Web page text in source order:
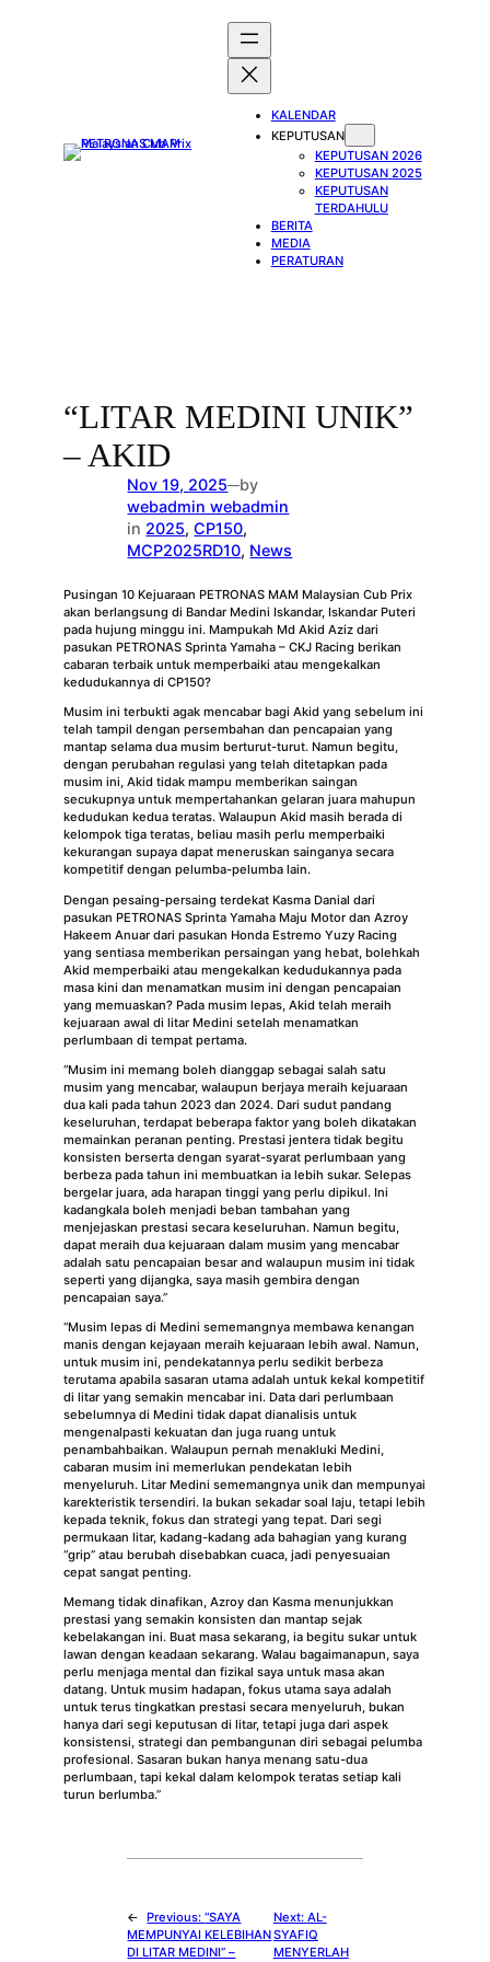
KALENDAR
KEPUTUSAN
KEPUTUSAN 2026
KEPUTUSAN 2025
KEPUTUSAN
TERDAHULU
BERITA
MEDIA
PERATURAN
“LITAR MEDINI UNIK”
– AKID
Nov 19, 2025—by
webadmin webadmin
in 2025, CP150
MCP2025RD10, News
Pusingan 10 Kejuaraan PETRONAS MAM Malaysian Cub Prix
akan berlangsung di Bandar Medini Iskandar, Iskandar Puteri
pada hujung minggu ini. Mampukah Md Akid Aziz dari
pasukan PETRONAS Sprinta Yamaha – CKJ Racing berikan
cabaran terbaik untuk memperbaiki atau mengekalkan
kedudukannya di CP150?
Musim ini terbukti agak mencabar bagi Akid yang sebelum ini
telah tampil dengan persembahan dan pencapaian yang
mantap selama dua musim berturut-turut. Namun begitu,
dengan perubahan regulasi yang telah ditetapkan pada
musim ini, Akid tidak mampu memberikan saingan
secukupnya untuk mempertahankan gelaran juara mahupun
kedudukan kedua teratas. Walaupun Akid masih berada di
kelompok tiga teratas, beliau masih perlu memperbaiki
kekurangan supaya dapat meneruskan sainganya secara
kompetitif dengan pelumba-pelumba lain.
Dengan pesaing-persaing terdekat Kasma Danial dari
pasukan PETRONAS Sprinta Yamaha Maju Motor dan Azroy
Hakeem Anuar dari pasukan Honda Estremo Yuzy Racing
yang sentiasa memberikan persaingan yang hebat, bolehkah
Akid memperbaiki atau mengekalkan kedudukannya pada
masa kini dan menamatkan musim ini dengan pencapaian
yang memuaskan? Pada musim lepas, Akid telah meraih
kejuaraan awal di litar Medini setelah menamatkan
perlumbaan di tempat pertama.
“Musim ini memang boleh dianggap sebagai salah satu
musim yang mencabar, walaupun berjaya meraih kejuaraan
dua kali pada tahun 2023 dan 2024. Dari sudut pandang
keseluruhan, terdapat beberapa faktor yang boleh dikatakan
memainkan peranan penting. Prestasi jentera tidak begitu
konsisten berserta dengan syarat-syarat perlumbaan yang
berbeza pada tahun ini membuatkan ia lebih sukar. Selepas
bergelar juara, ada harapan tinggi yang perlu dipikul. Ini
kadangkala boleh menjadi beban tambahan yang
menjejaskan prestasi secara keseluruhan. Namun begitu,
dapat meraih dua kejuaraan dalam musim yang mencabar
adalah satu pencapaian besar and walaupun musim ini tidak
seperti yang dijangka, saya masih gembira dengan
pencapaian saya.”
“Musim lepas di Medini sememangnya membawa kenangan
manis dengan kejayaan meraih kejuaraan lebih awal. Namun,
untuk musim ini, pendekatannya perlu sedikit berbeza
terutama apabila sasaran utama adalah untuk kekal kompetitif
di litar yang semakin mencabar ini. Data dari perlumbaan
sebelumnya di Medini tidak dapat dianalisis untuk
mengenalpasti kekuatan dan juga ruang untuk
penambahbaikan. Walaupun pernah menakluki Medini,
cabaran musim ini memerlukan pendekatan lebih
menyeluruh. Litar Medini sememangnya unik dan mempunyai
karekteristik tersendiri. Ia bukan sekadar soal laju, tetapi lebih
kepada teknik, fokus dan strategi yang tepat. Dari segi
permukaan litar, kadang-kadang ada bahagian yang kurang
“grip” atau berubah disebabkan cuaca, jadi penyesuaian
cepat sangat penting.
Memang tidak dinafikan, Azroy dan Kasma menunjukkan
prestasi yang semakin konsisten dan mantap sejak
kebelakangan ini. Buat masa sekarang, ia begitu sukar untuk
lawan dengan keadaan sekarang. Walau bagaimanapun, saya
perlu menjaga mental dan fizikal saya untuk masa akan
datang. Untuk musim hadapan, fokus utama saya adalah
untuk terus tingkatkan prestasi secara menyeluruh, bukan
hanya dari segi keputusan di litar, tetapi juga dari aspek
konsistensi, strategi dan pembangunan diri sebagai pelumba
profesional. Sasaran bukan hanya menang satu-dua
perlumbaan, tapi kekal dalam kelompok teratas setiap kali
turun berlumba.”
← Previous:“SAYA
MEMPUNYAI KELEBIHAN
DI LITAR MEDINI” –
Next: AL-
SYAFIQ
MENYERLAH